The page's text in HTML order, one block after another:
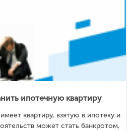
ипотечную квартиру
квартиру, взятую в ипотеку и
может стать банкротом,